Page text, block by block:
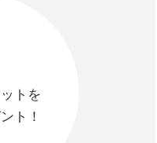
トを
ト！